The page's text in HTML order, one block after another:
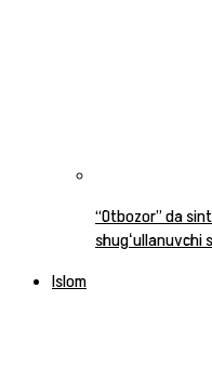
“Otbozor” da
shugʻullanuvchi
Islom